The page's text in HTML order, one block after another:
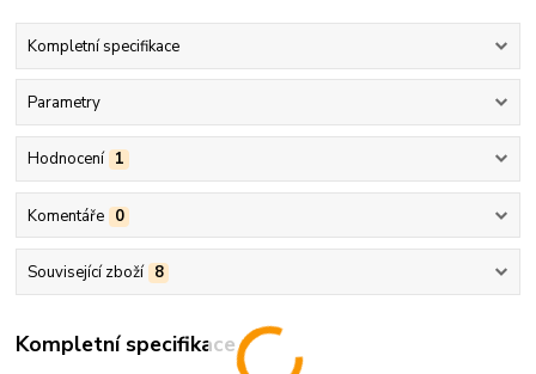
Kompletní specifikace
Parametry
Hodnocení 1
Komentáře 0
Související zboží 8
Kompletní specifikace